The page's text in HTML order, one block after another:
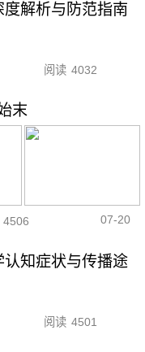
解析与防范指南
阅读 4032
末
4506 07-20
认知症状与传播途
阅读 4501